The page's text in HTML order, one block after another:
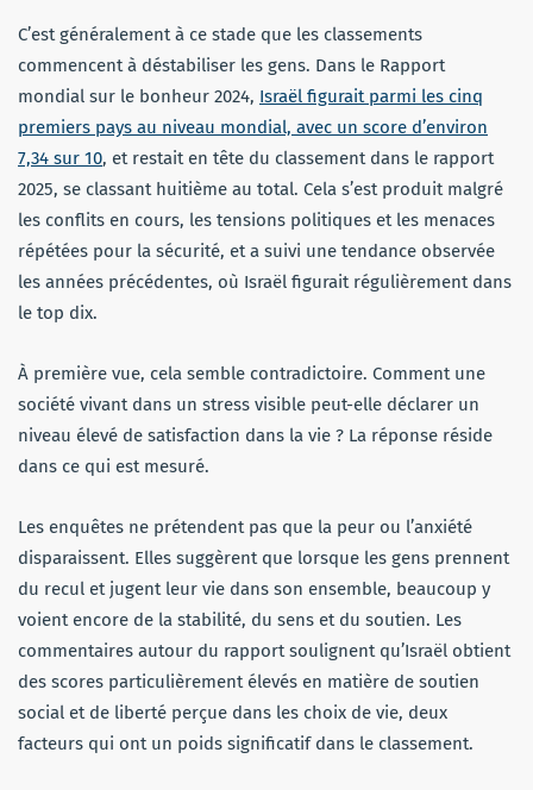
C’est généralement à ce stade que les classements
commencent à déstabiliser les gens. Dans le Rapport
mondial sur le bonheur 2024, Israël figurait parmi les cinq
premiers pays au niveau mondial, avec un score d’environ
7,34 sur 10, et restait en tête du classement dans le rapport
2025, se classant huitième au total. Cela s’est produit malgré
les conflits en cours, les tensions politiques et les menaces
répétées pour la sécurité, et a suivi une tendance observée
les années précédentes, où Israël figurait régulièrement dans
le top dix.
À première vue, cela semble contradictoire. Comment une
société vivant dans un stress visible peut-elle déclarer un
niveau élevé de satisfaction dans la vie ? La réponse réside
dans ce qui est mesuré.
Les enquêtes ne prétendent pas que la peur ou l’anxiété
disparaissent. Elles suggèrent que lorsque les gens prennent
du recul et jugent leur vie dans son ensemble, beaucoup y
voient encore de la stabilité, du sens et du soutien. Les
commentaires autour du rapport soulignent qu’Israël obtient
des scores particulièrement élevés en matière de soutien
social et de liberté perçue dans les choix de vie, deux
facteurs qui ont un poids significatif dans le classement.